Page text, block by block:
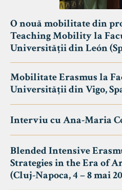
O nouă mobilitate din
Teaching Mobility la
Universității din León
Mobilitate Erasmus la
Universității din Vigo,
Interviu cu Ana-Maria
Blended Intensive
Strategies in the Era of
(Cluj-Napoca, 4 – 8 mai